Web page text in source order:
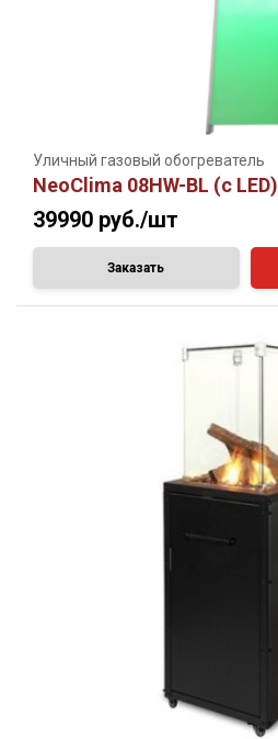
Уличный газовый обогреватель
NeoClima 08HW-BL (c LED)
39990 руб./шт
Заказать